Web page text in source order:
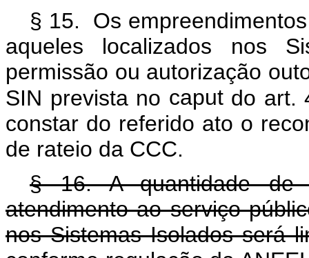
§ 15. Os
aqueles localizados nos
permissão ou autorização
SIN prevista no caput do art.
constar do referido ato o
de rateio da CCC.
§ 16. A quantidade de
atendimento ao serviço
nos Sistemas Isolados será